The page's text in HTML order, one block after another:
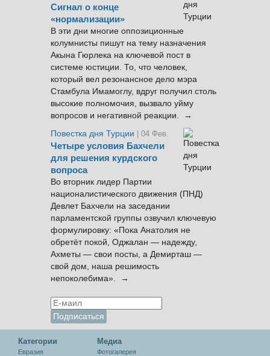
Сигнал о конце
«нормализации»
В эти дни многие оппозиционные
колумнисты пишут на тему назначения
Акына Гюрлека на ключевой пост в
системе юстиции. То, что человек,
который вел резонансное дело мэра
Стамбула Имамоглу, вдруг получил столь
высокие полномочия, вызвало уйму
вопросов и негативной реакции. →
Повестка дня Турции
| 04 Фев.
Четыре условия Бахчели
для решения курдского
вопроса
Во вторник лидер Партии
националистического движения (ПНД)
Девлет Бахчели на заседании
парламентской группы озвучил ключевую
формулировку: «Пока Анатолия не
обретёт покой, Оджалан — надежду,
Ахметы — свои посты, а Демирташ —
свой дом, наша решимость
непоколебима». →
Категории
Евразия
Медиа
Фотогалерея